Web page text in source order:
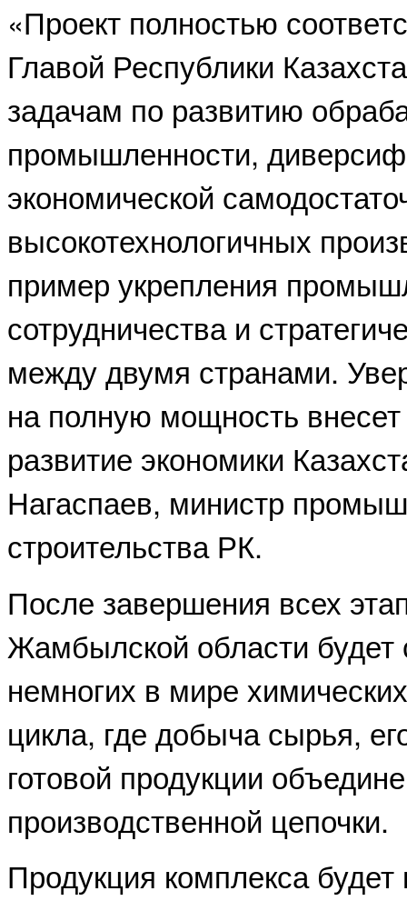
«Проект полностью
Главой Республики
задачам по развитию
промышленности,
экономической
высокотехнологичных
пример укрепления
сотрудничества и
между двумя странами.
на полную мощность
развитие экономики
Нагаспаев, министр
строительства РК.
После завершения всех
Жамбылской области будет
немногих в мире
цикла, где добыча сырья,
готовой продукции
производственной цепочки.
Продукция комплекса